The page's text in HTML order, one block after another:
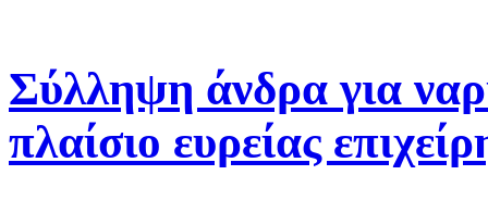
Σύλληψη άνδρα για
πλαίσιο ευρείας